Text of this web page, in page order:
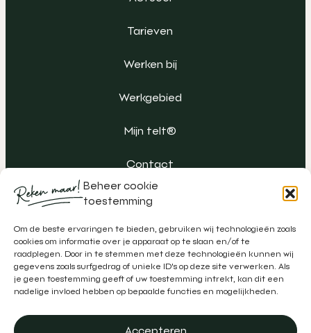
Beheer cookie
toestemming
Om de beste ervaringen te bieden, gebruiken wij technologieën zoals
cookies om informatie over je apparaat op te slaan en/of te
raadplegen. Door in te stemmen met deze technologieën kunnen wij
gegevens zoals surfgedrag of unieke ID's op deze site verwerken. Als
je geen toestemming geeft of uw toestemming intrekt, kan dit een
nadelige invloed hebben op bepaalde functies en mogelijkheden.
Tarieven
Werken bij
Werkgebied
Mijn telt®
Contact